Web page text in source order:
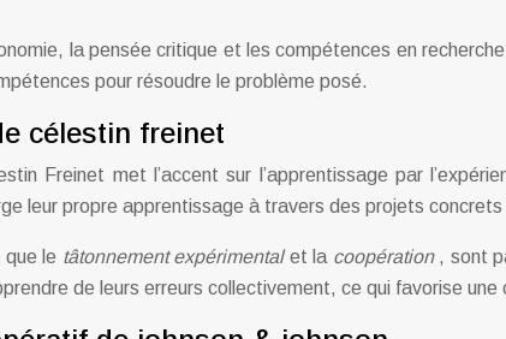
la pensée critique et les compétences en
pour résoudre le problème posé.
célestin freinet
Freinet met l’accent sur l’apprentissage par
leur propre apprentissage à travers des projets
que le tâtonnement expérimentalet la coopération , sont
de leurs erreurs collectivement, ce qui favorise